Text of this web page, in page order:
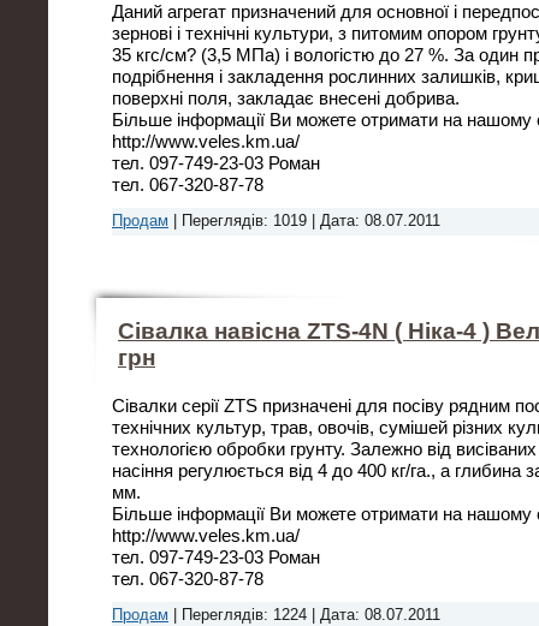
Даний агрегат призначений для основної і
зернові і технічні культури, з питомим опором
35 кгс/см? (3,5 МПа) і вологістю до 27 %. За один
подрібнення і закладення рослинних залишків,
поверхні поля, закладає внесені добрива.
Більше інформації Ви можете отримати на нашому
http://www.veles.km.ua/
тел. 097-749-23-03 Роман
тел. 067-320-87-78
Продам Переглядів: 1019 Дата: 08.07.2011
Сівалка навісна ZTS-4N ( Ніка-4 )
грн
Сівалки серії ZTS призначені для посіву рядним
технічних культур, трав, овочів, сумішей різних
технологією обробки грунту. Залежно від
насіння регулюється від 4 до 400 кг/га., а глибина
мм.
Більше інформації Ви можете отримати на нашому
http://www.veles.km.ua/
тел. 097-749-23-03 Роман
тел. 067-320-87-78
Продам Переглядів: 1224 Дата: 08.07.2011